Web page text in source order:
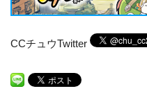
CCチュウTwitter